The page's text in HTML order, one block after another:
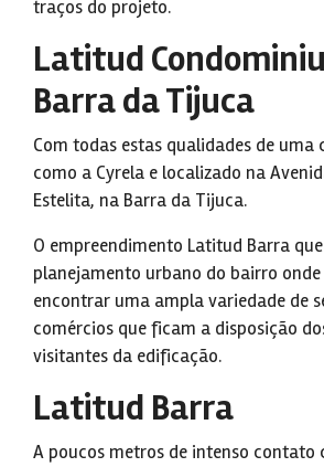
traços do projeto.
Latitud
Barra da Tijuca
Com todas estas qualidades de
como a Cyrela e localizado na
Estelita, na Barra da Tijuca.
O empreendimento Latitud Barra
planejamento urbano do bairro
encontrar uma ampla variedade de
comércios que ficam a disposição
visitantes da edificação.
Latitud Barra
A poucos metros de intenso contato